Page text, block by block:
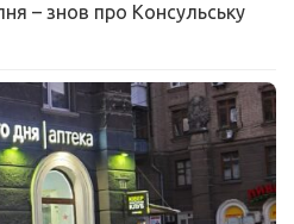
– знов про Консульську